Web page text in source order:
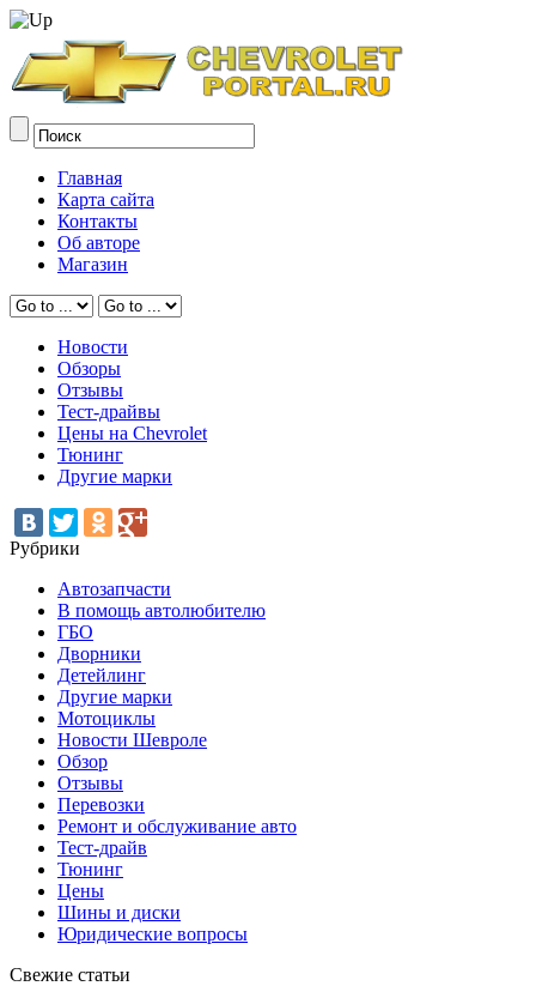
Главная
Карта сайта
Контакты
Об авторе
Магазин
Новости
Обзоры
Отзывы
Тест-драйвы
Цены на Chevrolet
Тюнинг
Другие марки
Рубрики
Автозапчасти
В помощь автолюбителю
ГБО
Дворники
Детейлинг
Другие марки
Мотоциклы
Новости Шевроле
Обзор
Отзывы
Перевозки
Ремонт и обслуживание авто
Тест-драйв
Тюнинг
Цены
Шины и диски
Юридические вопросы
Свежие статьи